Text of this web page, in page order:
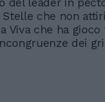
Stelle che non
Viva che ha gioco
dei